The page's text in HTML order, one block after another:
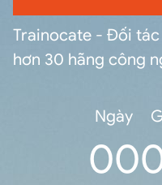
Trainocate - Đối
hơn 30 hãng công
Ngày
00